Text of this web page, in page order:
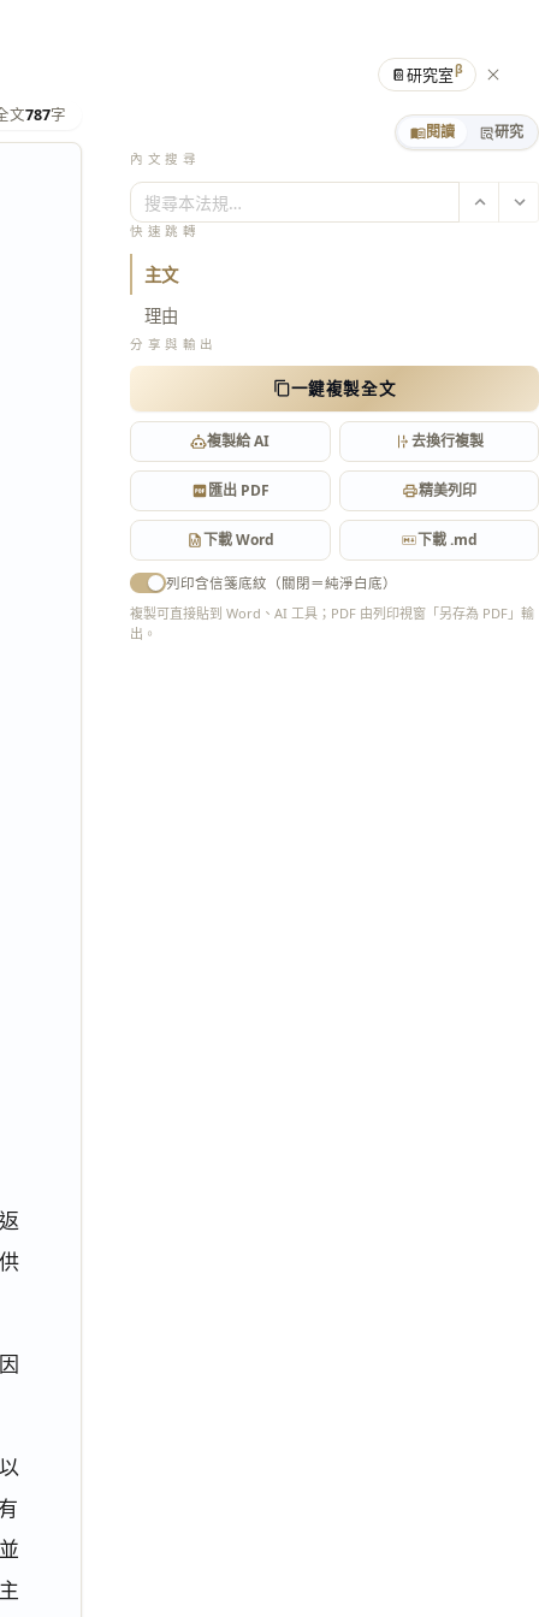
文787字
閱讀 研究
內文搜尋
搜尋本法規…
快速跳轉
主文
理由
分享與輸出
一鍵複製全文
複製給 AI 去換行複製
匯出 PDF 精美列印
下載 Word 下載 .md
列印含信箋底紋（關閉＝純淨白底）
複製可直接貼到 Word、AI 工具；PDF 由列印視窗「另存為 PDF」輸
出。
📔研究室β